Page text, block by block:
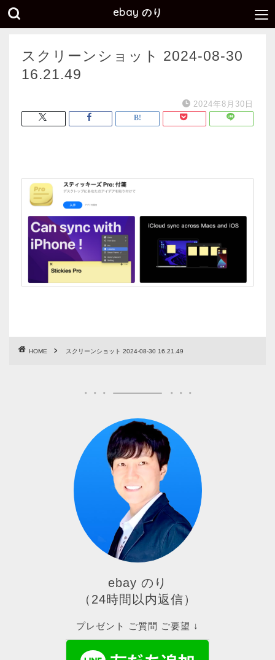
ebay のり
スクリーンショット 2024-08-30
16.21.49
2024年8月30日
HOME スクリーンショット 2024-08-30 16.21.49
ebay のり
（24時間以内返信）
プレゼント ご質問 ご要望 ↓